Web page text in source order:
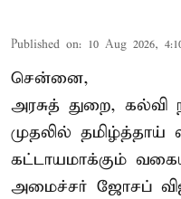
Published on: 10 Aug 2026,
சென்னை,
அரசுத் துறை, கல்வி
முதலில் தமிழ்த்தாய்
கட்டாயமாக்கும்
அமைச்சர் ஜோசப்